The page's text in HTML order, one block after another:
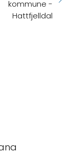
kommune -
Hattfjelldal